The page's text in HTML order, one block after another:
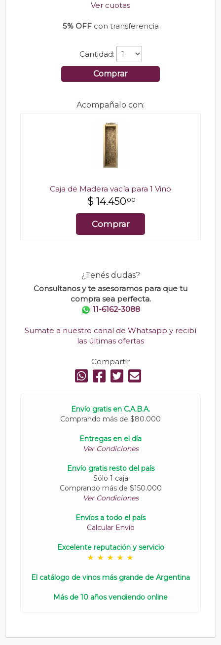
Ver cuotas
5% OFFcon transferencia
Cantidad:
Comprar
Acompañalo con:
Caja de Madera vacía para 1 Vino
$ 14.45000
Comprar
¿Tenés dudas?
Consultanos y te asesoramos para que tu
compra sea perfecta.
11-6162-3088
Sumate a nuestro canal de Whatsapp y recibí
las últimas ofertas
Compartir
Envío gratis en C.A.B.A.
Comprando más de $80.000
Entregas en el día
Ver Condiciones
Envío gratis resto del país
Sólo 1 caja
Comprando más de $150.000
Ver Condiciones
Envíos a todo el país
Calcular Envío
Excelente reputación y servicio
El catálogo de vinos más grande de Argentina
Más de 10 años vendiendo online